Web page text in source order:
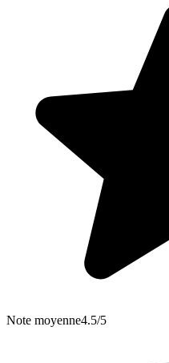
Note moyenne4.5/5